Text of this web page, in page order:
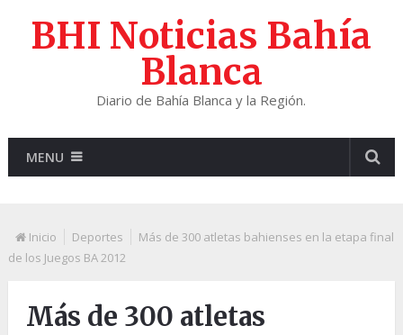
BHI Noticias Bahía
Blanca
Diario de Bahía Blanca y la Región.
MENU
Inicio Deportes
Más de 300 atletas bahienses en la etapa final
de los Juegos BA 2012
Más de 300 atletas